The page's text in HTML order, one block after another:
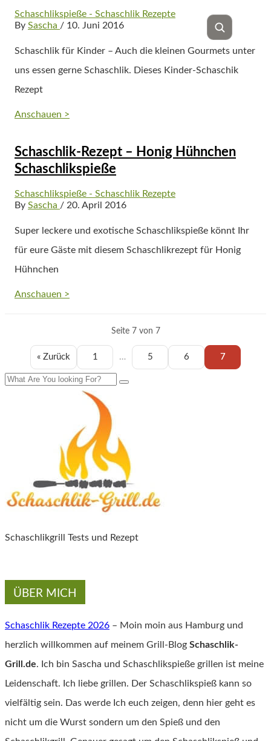
Schaschlikspieße - Schaschlik Rezepte
By Sascha / 10. Juni 2016
Schaschlik für Kinder – Auch die kleinen Gourmets unter
uns essen gerne Schaschlik. Dieses Kinder-Schaschik
Rezept
Anschauen >
Schaschlik-Rezept – Honig Hühnchen
Schaschlikspieße
Schaschlikspieße - Schaschlik Rezepte
By Sascha / 20. April 2016
Super leckere und exotische Schaschlikspieße könnt Ihr
für eure Gäste mit diesem Schaschlikrezept für Honig
Hühnchen
Anschauen >
Seite 7 von 7
« Zurück 1 … 5 6 7
Schaschlikgrill Tests und Rezept
ÜBER MICH
Schaschlik Rezepte 2026 – Moin moin aus Hamburg und
herzlich willkommen auf meinem Grill-Blog Schaschlik-
Grill.de. Ich bin Sascha und Schaschlikspieße grillen ist meine
Leidenschaft. Ich liebe grillen. Der Schaschlikspieß kann so
vielfältig sein. Das werde Ich euch zeigen, denn hier geht es
nicht um die Wurst sondern um den Spieß und den